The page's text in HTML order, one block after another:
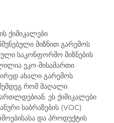
ქიმიკალები
მიზნით გარემოს
საკონფორმო მიზნების
ეკო-მისამართი
ახალი გარემოს
რომ მაღალი
ეს ქიმიკალები
საბრაზების (VOC)
და პროდუქტის